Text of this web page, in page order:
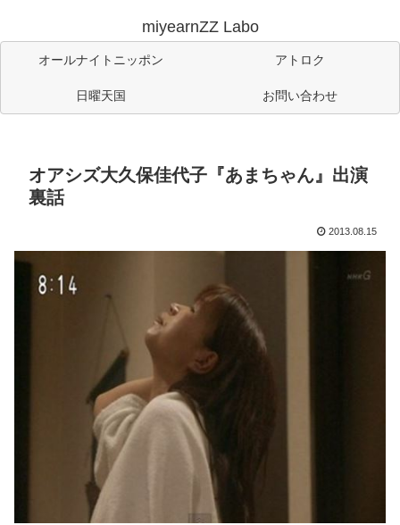
miyearnZZ Labo
オールナイトニッポン アトロク
日曜天国 お問い合わせ
オアシズ大久保佳代子『あまちゃん』出演
裏話
2013.08.15